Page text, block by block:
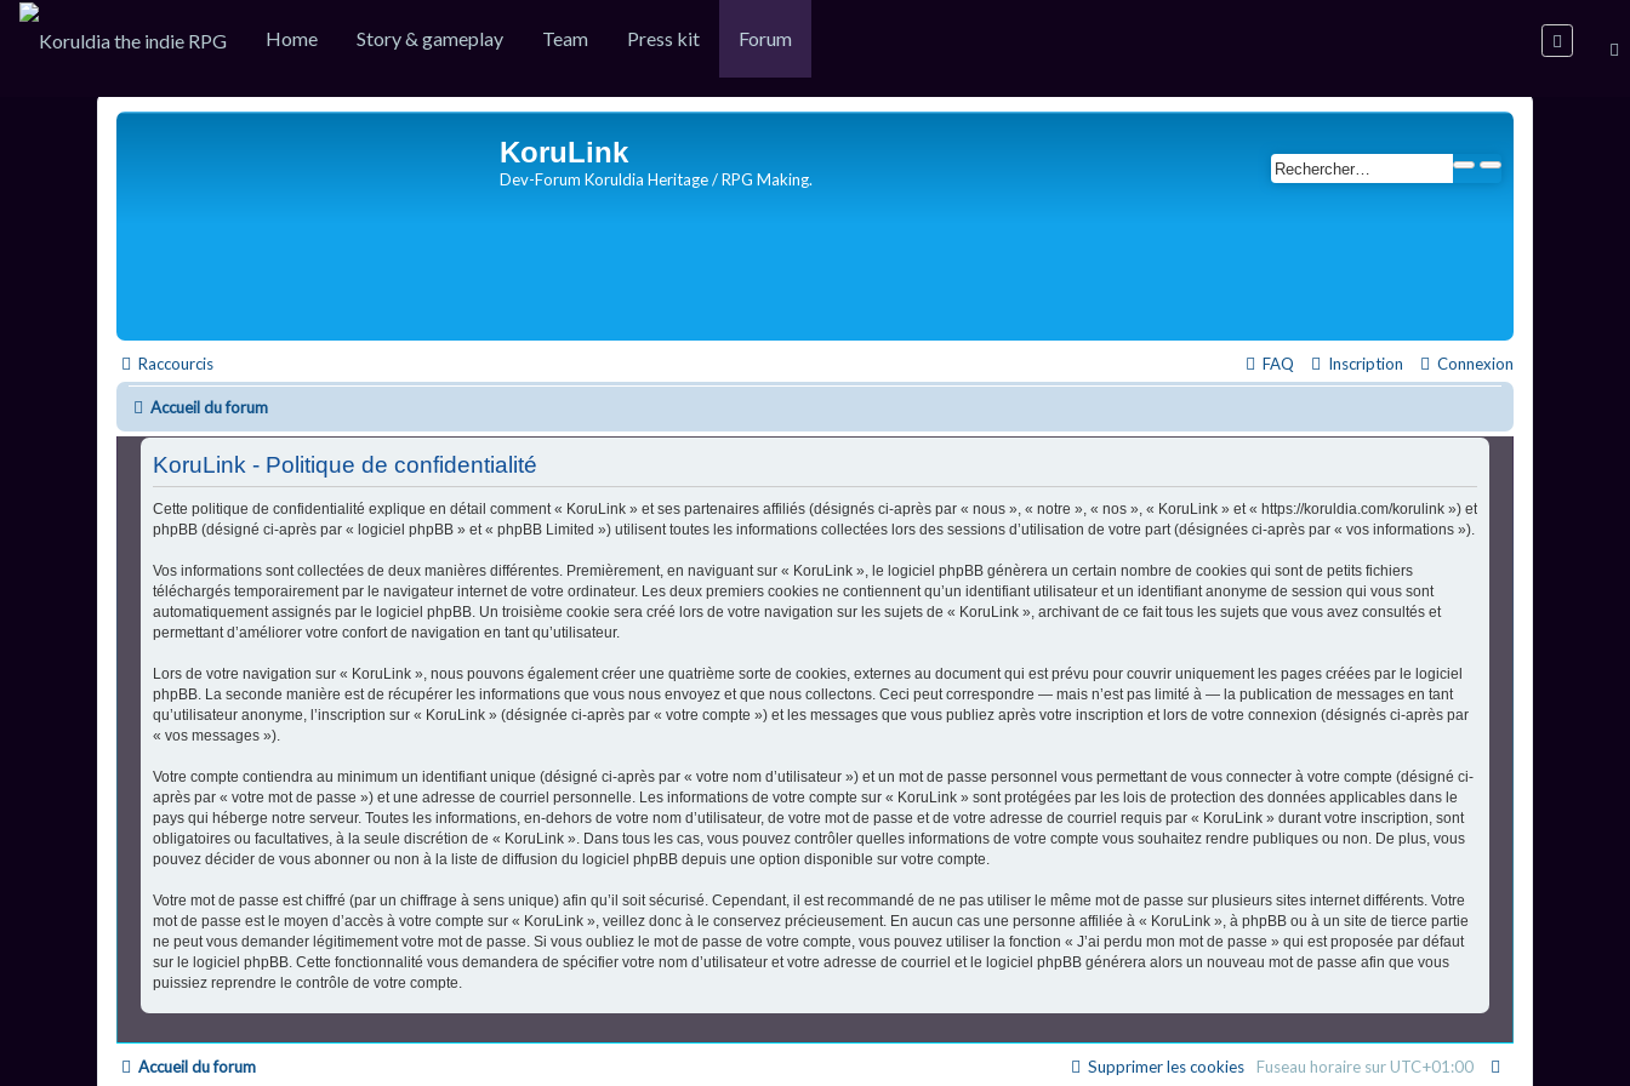
Home Story & gameplay Team Press kit Forum
KoruLink
Dev-Forum Koruldia Heritage / RPG Making.
Raccourcis Connexion
Inscription
FAQ
Accueil du forum
KoruLink - Politique de confidentialité
Cette politique de confidentialité explique en détail comment « KoruLink » et ses partenaires affiliés (désignés ci-après par « nous », « notre », « nos », « KoruLink » et « https://koruldia.com/korulink ») et
phpBB (désigné ci-après par « logiciel phpBB » et « phpBB Limited ») utilisent toutes les informations collectées lors des sessions d’utilisation de votre part (désignées ci-après par « vos informations »).
Vos informations sont collectées de deux manières différentes. Premièrement, en naviguant sur « KoruLink », le logiciel phpBB génèrera un certain nombre de cookies qui sont de petits fichiers
téléchargés temporairement par le navigateur internet de votre ordinateur. Les deux premiers cookies ne contiennent qu’un identifiant utilisateur et un identifiant anonyme de session qui vous sont
automatiquement assignés par le logiciel phpBB. Un troisième cookie sera créé lors de votre navigation sur les sujets de « KoruLink », archivant de ce fait tous les sujets que vous avez consultés et
permettant d’améliorer votre confort de navigation en tant qu’utilisateur.
Lors de votre navigation sur « KoruLink », nous pouvons également créer une quatrième sorte de cookies, externes au document qui est prévu pour couvrir uniquement les pages créées par le logiciel
phpBB. La seconde manière est de récupérer les informations que vous nous envoyez et que nous collectons. Ceci peut correspondre — mais n’est pas limité à — la publication de messages en tant
qu’utilisateur anonyme, l’inscription sur « KoruLink » (désignée ci-après par « votre compte ») et les messages que vous publiez après votre inscription et lors de votre connexion (désignés ci-après par
« vos messages »).
Votre compte contiendra au minimum un identifiant unique (désigné ci-après par « votre nom d’utilisateur ») et un mot de passe personnel vous permettant de vous connecter à votre compte (désigné ci-
après par « votre mot de passe ») et une adresse de courriel personnelle. Les informations de votre compte sur « KoruLink » sont protégées par les lois de protection des données applicables dans le
pays qui héberge notre serveur. Toutes les informations, en-dehors de votre nom d’utilisateur, de votre mot de passe et de votre adresse de courriel requis par « KoruLink » durant votre inscription, sont
obligatoires ou facultatives, à la seule discrétion de « KoruLink ». Dans tous les cas, vous pouvez contrôler quelles informations de votre compte vous souhaitez rendre publiques ou non. De plus, vous
pouvez décider de vous abonner ou non à la liste de diffusion du logiciel phpBB depuis une option disponible sur votre compte.
Votre mot de passe est chiffré (par un chiffrage à sens unique) afin qu’il soit sécurisé. Cependant, il est recommandé de ne pas utiliser le même mot de passe sur plusieurs sites internet différents. Votre
mot de passe est le moyen d’accès à votre compte sur « KoruLink », veillez donc à le conservez précieusement. En aucun cas une personne affiliée à « KoruLink », à phpBB ou à un site de tierce partie
ne peut vous demander légitimement votre mot de passe. Si vous oubliez le mot de passe de votre compte, vous pouvez utiliser la fonction « J’ai perdu mon mot de passe » qui est proposée par défaut
sur le logiciel phpBB. Cette fonctionnalité vous demandera de spécifier votre nom d’utilisateur et votre adresse de courriel et le logiciel phpBB générera alors un nouveau mot de passe afin que vous
puissiez reprendre le contrôle de votre compte.
Accueil du forum Fuseau horaire sur UTC+01:00
Supprimer les cookies